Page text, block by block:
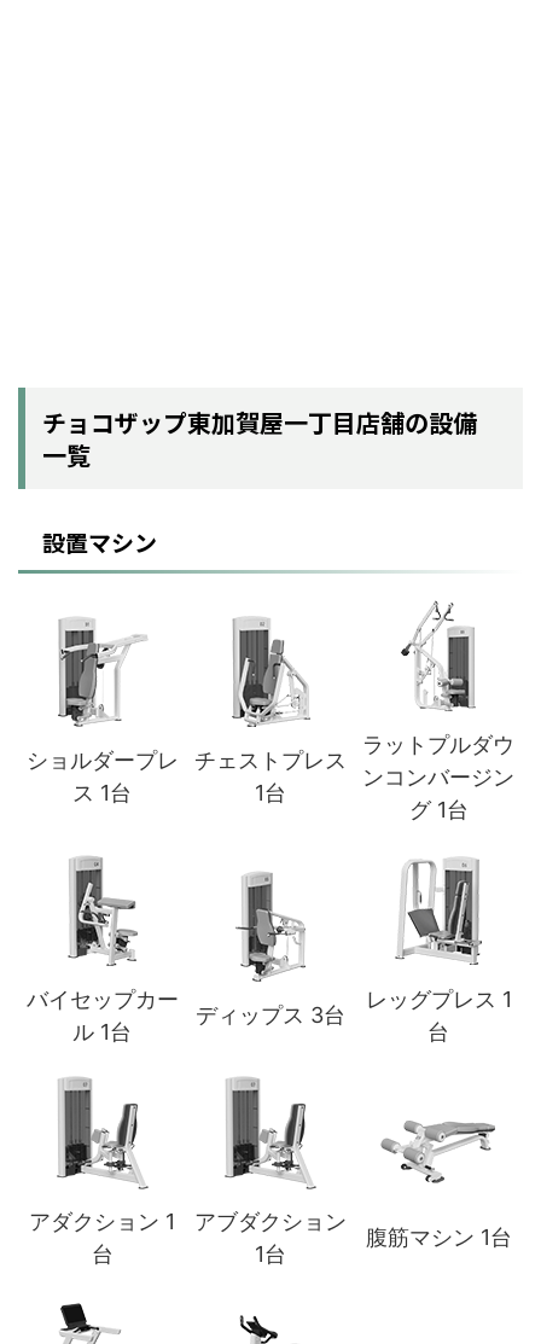
チョコザップ東加賀屋一丁目店舗の設備
一覧
設置マシン
ショルダープレ
ス 1台
チェストプレス
1台
ラットプルダウ
ンコンバージン
グ 1台
バイセップカー
ル 1台
ディップス 3台
レッグプレス 1
台
アダクション 1
台
アブダクション
1台
腹筋マシン 1台